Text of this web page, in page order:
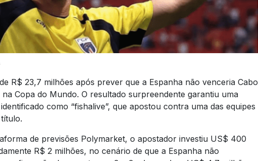
R$ 23,7 milhões após prever que a Espanha não venceria Cabo
na Copa do Mundo. O resultado surpreendente garantiu uma
como “fishalive”, que apostou contra uma das equipes
de previsões Polymarket, o apostador investiu US$ 400
R$ 2 milhões, no cenário de que a Espanha não